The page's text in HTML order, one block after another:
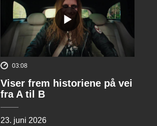
03:08
Viser frem historiene på vei
fra A til B
23. juni 2026